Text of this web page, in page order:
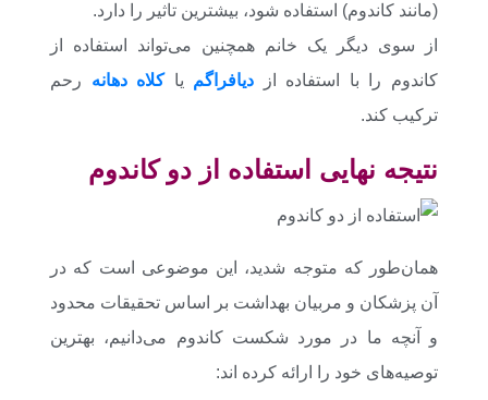
(مانند کاندوم) استفاده شود، بیشترین تاثیر را دارد.
از سوی دیگر یک خانم همچنین می‌تواند استفاده از
کاندوم را با استفاده از دیافراگم یاکلاه دهانه رحم
ترکیب کند.
نتیجه نهایی استفاده از دو کاندوم
همان‌طور که متوجه شدید، این موضوعی است که در
آن پزشکان و مربیان بهداشت بر اساس تحقیقات محدود
و آنچه ما در مورد شکست کاندوم می‌دانیم، بهترین
توصیه‌های خود را ارائه کرده اند: